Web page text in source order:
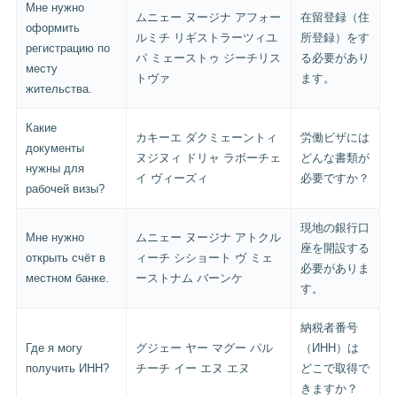
Мне нужно
оформить
регистрацию по
месту
жительства.
ムニェー ヌージナ アフォー
ルミチ リギストラーツィユ
パ ミェーストゥ ジーチリス
トヴァ
在留登録（住
所登録）をす
る必要があり
ます。
Какие
документы
нужны для
рабочей визы?
カキーエ ダクミェーントィ
ヌジヌィ ドリャ ラボーチェ
イ ヴィーズィ
労働ビザには
どんな書類が
必要ですか？
Мне нужно
открыть счёт в
местном банке.
ムニェー ヌージナ アトクル
ィーチ シショート ヴ ミェ
ーストナム バーンケ
現地の銀行口
座を開設する
必要がありま
す。
Где я могу
получить ИНН?
グジェー ヤー マグー パル
チーチ イー エヌ エヌ
納税者番号
（ИНН）は
どこで取得で
きますか？